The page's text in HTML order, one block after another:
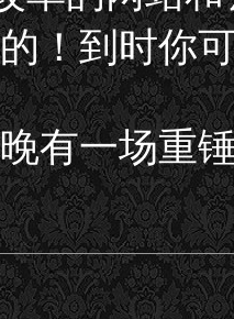
！到时你
有一场重